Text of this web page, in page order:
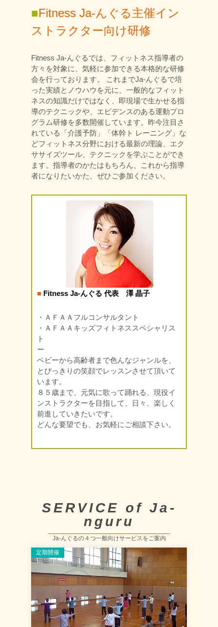
■Fitness Ja-んぐる主催イン
ストラクター向け研修
Fitness Ja-んぐるでは、フィットネス指導者の
方々を対象に、気軽に参加できる本格的な研修
会を行っております。 これまでJa-んぐるで培
った実績とノウハウを元に、一般的なフィット
ネスの知識だけではなく、即現場で生かせる指
導のテクニックや、エビデンスのある運動プロ
グラム研修を多数開催しています。昨今注目さ
れている「介護予防」「体幹ト レーニング」な
どフィットネス分野における最新の理論、エク
ササイズツール、テクニックを学ぶことができ
ます。指導者のかたはもちろん、これから指導
者になりたいかた、ぜひご参加ください。
■ Fitness Ja-んぐる 代表 澤 晶子
・ＡＦＡＡフルコンサルタント
・ＡＦＡＡキッズフィトネススペシャリス
ト
ー
ベビーから高齢者まで色んなジャンルを、
とびっきりの笑顔でレッスンさせて頂いて
います。
８５歳まで、元気に歌って踊れる、現役イ
ンストラクターを目指して、日々、楽しく
前進していきたいです。
どんな要望でも、お気軽にご相談下さい。
SERVICE of Ja-
nguru
Ja-んぐるの４つ一般向けサービスをご案内
定期開催